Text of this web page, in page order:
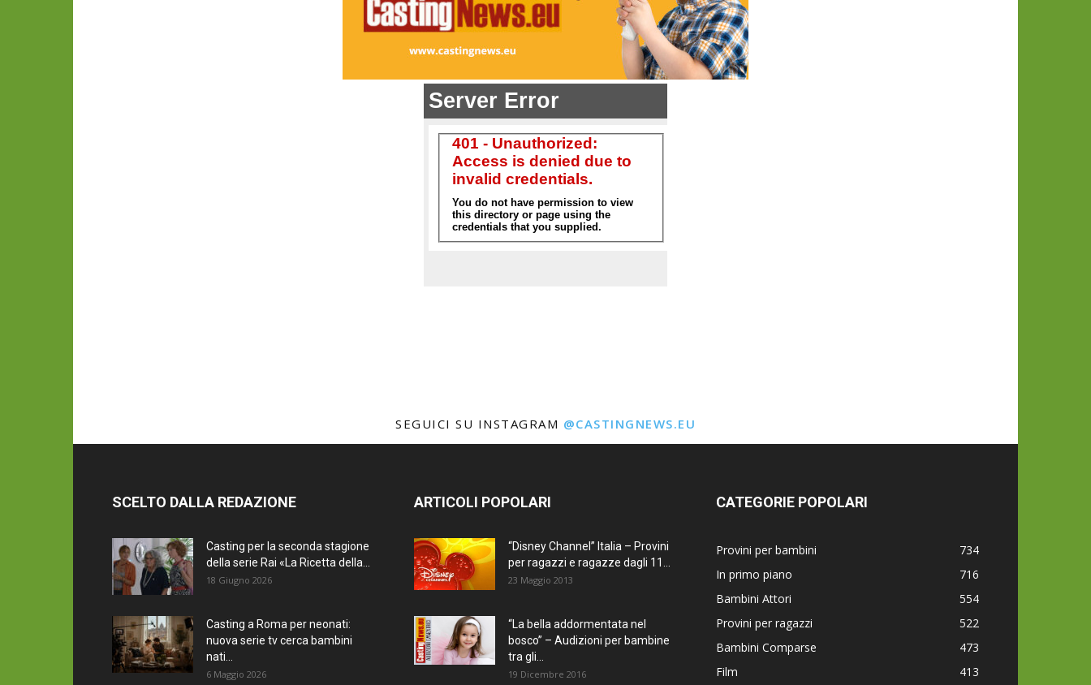
SEGUICI SU INSTAGRAM @CASTINGNEWS.EU
SCELTO DALLA REDAZIONE
Casting per la seconda stagione
della serie Rai «La Ricetta della...
18 Giugno 2026
Casting a Roma per neonati:
nuova serie tv cerca bambini
nati...
6 Maggio 2026
ARTICOLI POPOLARI
“Disney Channel” Italia – Provini
per ragazzi e ragazze dagli 11...
23 Maggio 2013
“La bella addormentata nel
bosco” – Audizioni per bambine
tra gli...
19 Dicembre 2016
CATEGORIE POPOLARI
Provini per bambini
734
In primo piano
716
Bambini Attori
554
Provini per ragazzi
522
Bambini Comparse
473
Film
413